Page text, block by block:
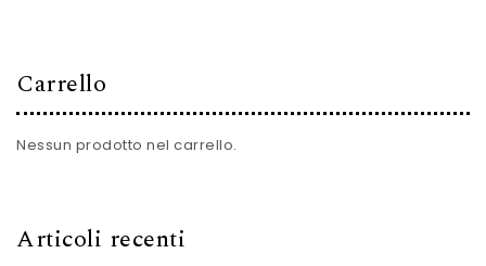
Carrello
Nessun prodotto nel carrello.
Articoli recenti